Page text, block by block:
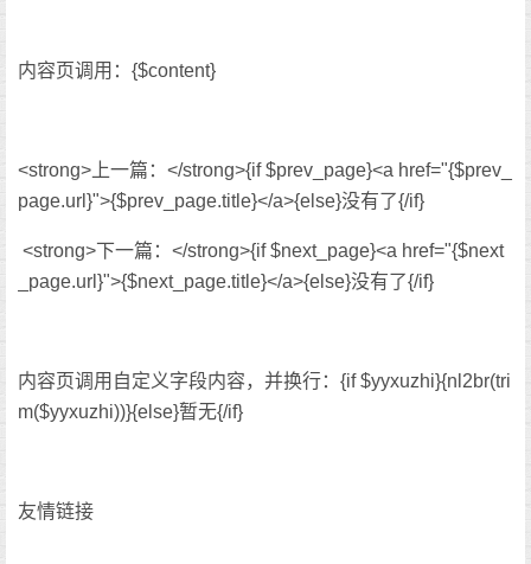
内容页调用：{$content}
<strong>上一篇：</strong>{if $prev_page}<a href="{$prev_
page.url}">{$prev_page.title}</a>{else}没有了{/if}
<strong>下一篇：</strong>{if $next_page}<a href="{$next
_page.url}">{$next_page.title}</a>{else}没有了{/if}
内容页调用自定义字段内容，并换行：{if $yyxuzhi}{nl2br(tri
m($yyxuzhi))}{else}暂无{/if}
友情链接